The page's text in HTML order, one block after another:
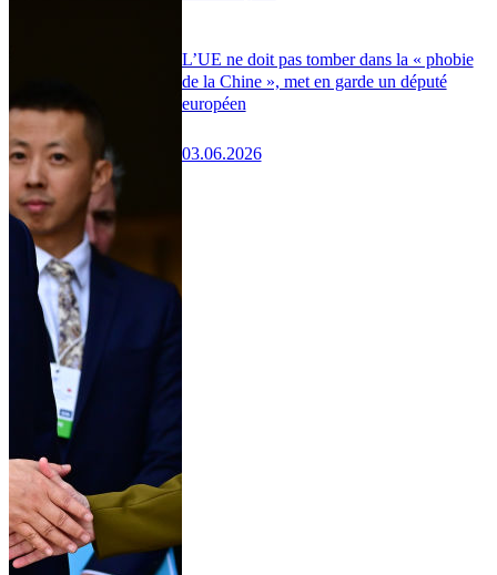
L’UE ne doit pas tomber dans la « phobie
de la Chine », met en garde un député
européen
03.06.2026